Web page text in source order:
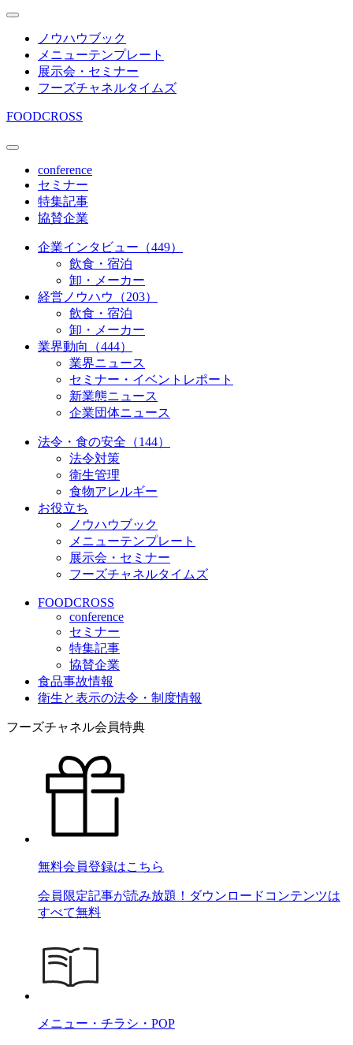
ノウハウブック
メニューテンプレート
展示会・セミナー
フーズチャネルタイムズ
FOODCROSS
conference
セミナー
特集記事
協賛企業
企業インタビュー（449）
飲食・宿泊
卸・メーカー
経営ノウハウ（203）
飲食・宿泊
卸・メーカー
業界動向（444）
業界ニュース
セミナー・イベントレポート
新業態ニュース
企業団体ニュース
法令・食の安全（144）
法令対策
衛生管理
食物アレルギー
お役立ち
ノウハウブック
メニューテンプレート
展示会・セミナー
フーズチャネルタイムズ
FOODCROSS
conference
セミナー
特集記事
協賛企業
食品事故情報
衛生と表示の法令・制度情報
フーズチャネル会員特典
無料会員登録はこちら
会員限定記事が読み放題！ダウンロードコンテンツは
すべて無料
メニュー・チラシ・POP